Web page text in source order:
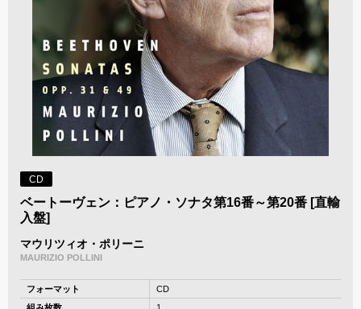
CD
ベートーヴェン：ピアノ・ソナタ第16番～第20番 [直輸
入盤]
マウリツィオ・ポリーニ
MAURIZIO POLLINI
フォーマット
CD